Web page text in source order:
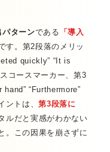
パターンである 「導入
す。第2段落のメリッ
quickly” “It is
コースマーカー、第3
“Furthermore”
ントは、第3段落に
ルだと実感がわかない
。この因果を崩さずに